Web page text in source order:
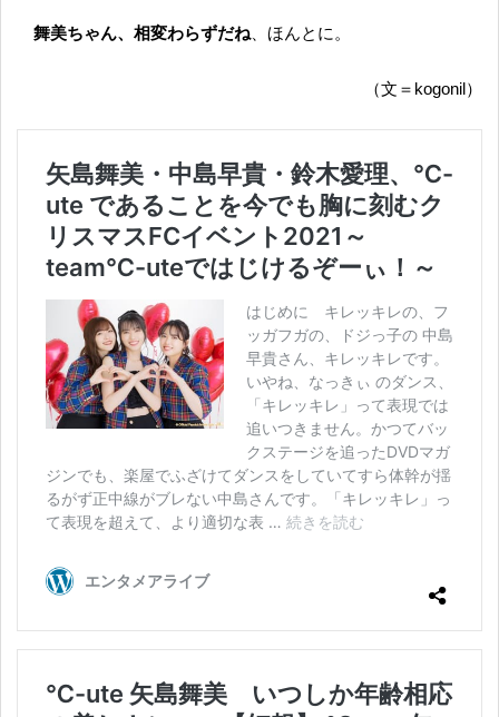
舞美ちゃん、相変わらずだね 、ほんとに。
（文＝kogonil）